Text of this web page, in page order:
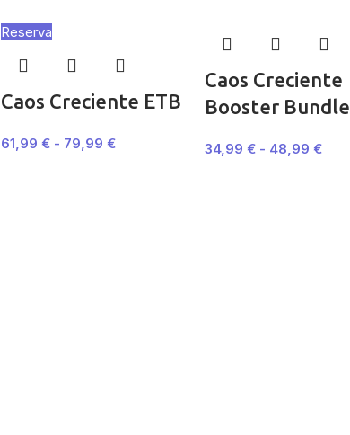
Reserva
Caos Creciente ETB
61,99 € - 79,99 €
Caos Creciente
Booster Bundle
34,99 € - 48,99 €